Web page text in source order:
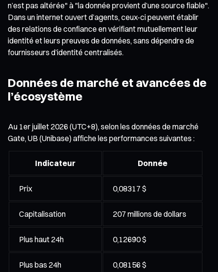
n’est pas altérée" à "la donnée provient d’une source fiable".
Dans un internet ouvert d’agents, ceux-ci peuvent établir
des relations de confiance en vérifiant mutuellement leur
identité et leurs preuves de données, sans dépendre de
fournisseurs d’identité centralisés.
Données de marché et avancées de
l’écosystème
Au 1er juillet 2026 (UTC+8), selon les données de marché
Gate, UB (Unibase) affiche les performances suivantes :
Indicateur Donnée
Prix 0,08317 $
Capitalisation 207 millions de dollars
Plus haut 24h 0,12690 $
Plus bas 24h 0,08156 $